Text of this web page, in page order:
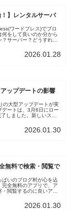
】レンタルサーバ
ワードプレス)でブロ
をして良いのか分から
サーバー？どうすれば
2026.01.28
ップデートの影響
の大型アップデートが実
デートは、3月6日にロー
しました。新しいスパ
ウト完了しました。個人
初心者の立場から情報を
2026.01.30
無料で検索・閲覧で
ぱいのブログ村が心を込
全無料のアプリで、ア
閲覧するのに良いアプ
2026.01.30